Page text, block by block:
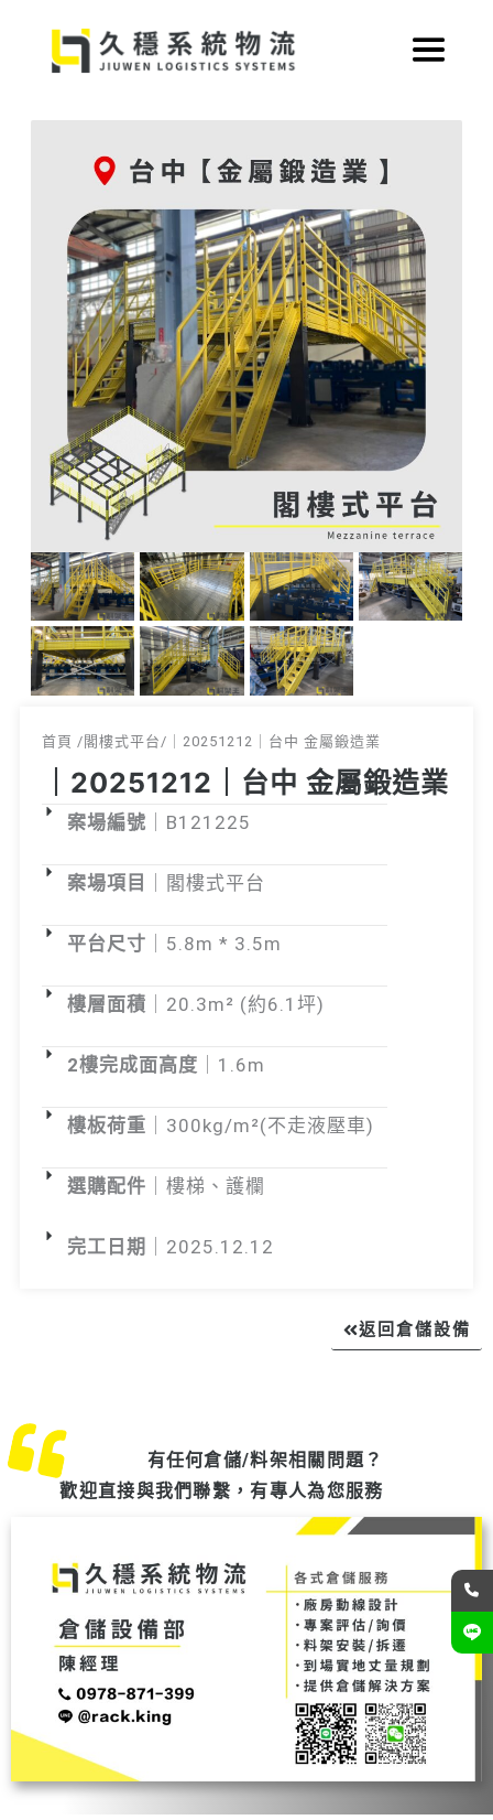
首頁 / 閣樓式平台/｜20251212｜台中 金屬鍛造業
｜20251212｜台中 金屬鍛造業
案場編號 ｜B121225
案場項目 ｜閣樓式平台
平台尺寸 ｜5.8m * 3.5m
樓層面積 ｜20.3m² (約6.1坪)
2樓完成面高度 ｜1.6m
樓板荷重 ｜300kg/m²(不走液壓車)
選購配件 ｜樓梯、護欄
完工日期 ｜2025.12.12
返回倉儲設備
有任何倉儲/料架相關問題？
歡迎直接與我們聯繫，有專人為您服務